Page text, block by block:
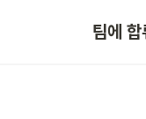
팀에 합